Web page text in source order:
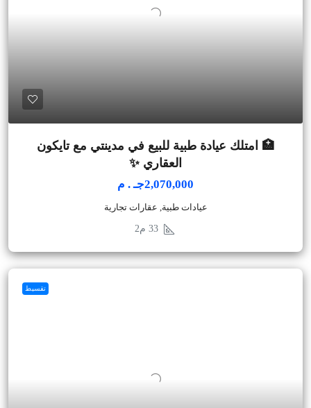
🏥 امتلك عيادة طبية للبيع في مدينتي مع تايكون
العقاري ✨
2,070,000جـ . م
عيادات طبية, عقارات تجارية
33 م2
تقسيط